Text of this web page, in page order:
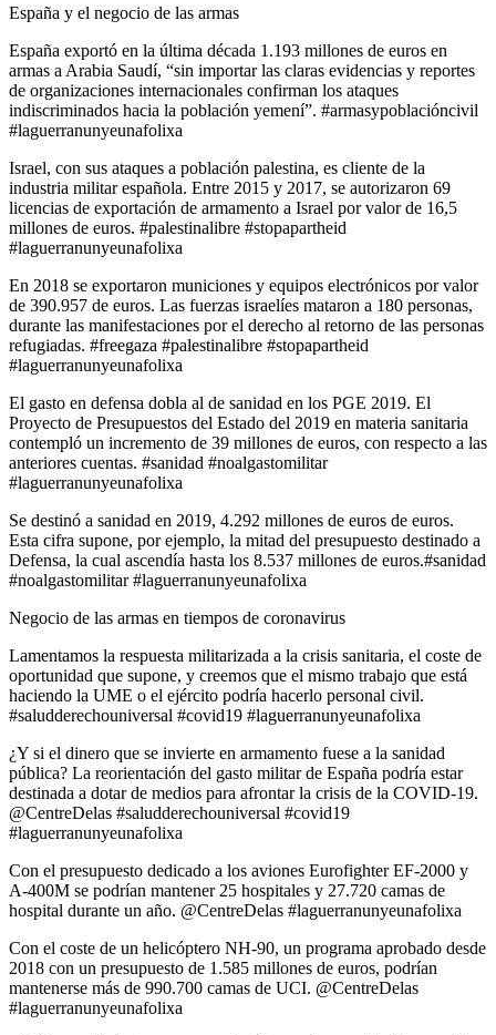
España y el negocio de las armas
España exportó en la última década 1.193 millones de euros en
armas a Arabia Saudí, “sin importar las claras evidencias y reportes
de organizaciones internacionales confirman los ataques
indiscriminados hacia la población yemení”. #armasypoblacióncivil
#laguerranunyeunafolixa
Israel, con sus ataques a población palestina, es cliente de la
industria militar española. Entre 2015 y 2017, se autorizaron 69
licencias de exportación de armamento a Israel por valor de 16,5
millones de euros. #palestinalibre #stopapartheid
#laguerranunyeunafolixa
En 2018 se exportaron municiones y equipos electrónicos por valor
de 390.957 de euros. Las fuerzas israelíes mataron a 180 personas,
durante las manifestaciones por el derecho al retorno de las personas
refugiadas. #freegaza #palestinalibre #stopapartheid
#laguerranunyeunafolixa
El gasto en defensa dobla al de sanidad en los PGE 2019. El
Proyecto de Presupuestos del Estado del 2019 en materia sanitaria
contempló un incremento de 39 millones de euros, con respecto a las
anteriores cuentas. #sanidad #noalgastomilitar
#laguerranunyeunafolixa
Se destinó a sanidad en 2019, 4.292 millones de euros de euros.
Esta cifra supone, por ejemplo, la mitad del presupuesto destinado a
Defensa, la cual ascendía hasta los 8.537 millones de euros.#sanidad
#noalgastomilitar #laguerranunyeunafolixa
Negocio de las armas en tiempos de coronavirus
Lamentamos la respuesta militarizada a la crisis sanitaria, el coste de
oportunidad que supone, y creemos que el mismo trabajo que está
haciendo la UME o el ejército podría hacerlo personal civil.
#saludderechouniversal #covid19 #laguerranunyeunafolixa
¿Y si el dinero que se invierte en armamento fuese a la sanidad
pública? La reorientación del gasto militar de España podría estar
destinada a dotar de medios para afrontar la crisis de la COVID-19.
@CentreDelas #saludderechouniversal #covid19
#laguerranunyeunafolixa
Con el presupuesto dedicado a los aviones Eurofighter EF-2000 y
A-400M se podrían mantener 25 hospitales y 27.720 camas de
hospital durante un año. @CentreDelas #laguerranunyeunafolixa
Con el coste de un helicóptero NH-90, un programa aprobado desde
2018 con un presupuesto de 1.585 millones de euros, podrían
mantenerse más de 990.700 camas de UCI. @CentreDelas
#laguerranunyeunafolixa